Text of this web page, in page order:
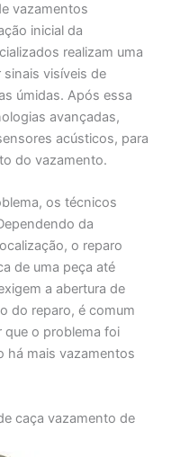
vazamentos
inicial da
realizam uma
visíveis de
úmidas. Após essa
avançadas,
acústicos, para
do vazamento.
os técnicos
da
o reparo
de uma peça até
a abertura de
do reparo, é comum
que o problema foi
há mais vazamentos
caça vazamento de